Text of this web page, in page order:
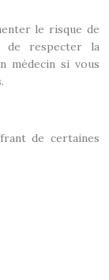
le risque de
de respecter la
médecin si vous
de certaines